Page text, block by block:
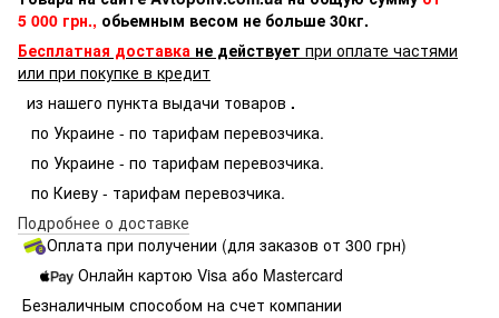
5 000 грн., обьемным весом не больше 30кг.
Бесплатная доставка не действует при оплате частями
или при покупке в кредит
из нашего пункта выдачи товаров .
по Украине - по тарифам перевозчика.
по Украине - по тарифам перевозчика.
по Киеву - тарифам перевозчика.
Подробнее о доставке
Оплата при получении (для заказов от 300 грн)
Онлайн картою Visa або Mastercard
Безналичным способом на счет компании